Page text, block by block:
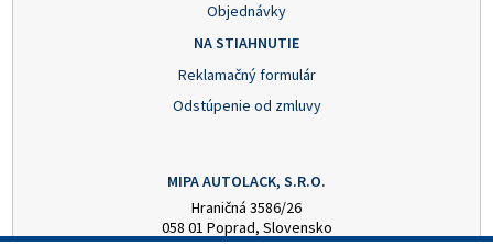
Objednávky
NA STIAHNUTIE
Reklamačný formulár
Odstúpenie od zmluvy
MIPA AUTOLACK, S.R.O.
Hraničná 3586/26
058 01 Poprad, Slovensko